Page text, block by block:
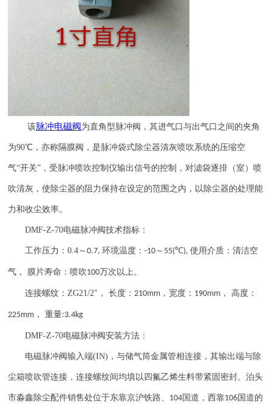
该脉冲电磁阀为直角型脉冲阀，其进气口与出气口之间的夹角
为90℃，亦称隔膜阀，是脉冲袋式除尘器清灰喷吹系统的压缩空
气“开关”，受脉冲喷吹控制仪输出信号的控制，对滤袋逐排（室）喷
吹清灰，使除尘器的阻力保持在设定的范围之内，以除尘器的处理能
力和收尘效率。
DMF-Z-70电磁脉冲阀技术指标：
工作压力：0.4 ～0.7,环境温度：-10 ～ 55(℃),使用介质：清洁空
气， 膜片寿命：喷吹100万次以上。
连接螺纹：ZG21/2" ， 长度：210mm ，宽度： 190mm ， 高度：
225mm ， 重量:3.4kg
DMF-Z-70电磁脉冲阀安装方法：
电磁脉冲阀输入端(IN) ，与储气筒金属管相连接，其输出端与除
尘箱喷吹管连接，连接螺纹间均填以四氟乙烯生料带紧固密封。泊头
市淼鑫除尘配件销售处位于东靠京沪铁路、 104 国道，西靠106 国道的